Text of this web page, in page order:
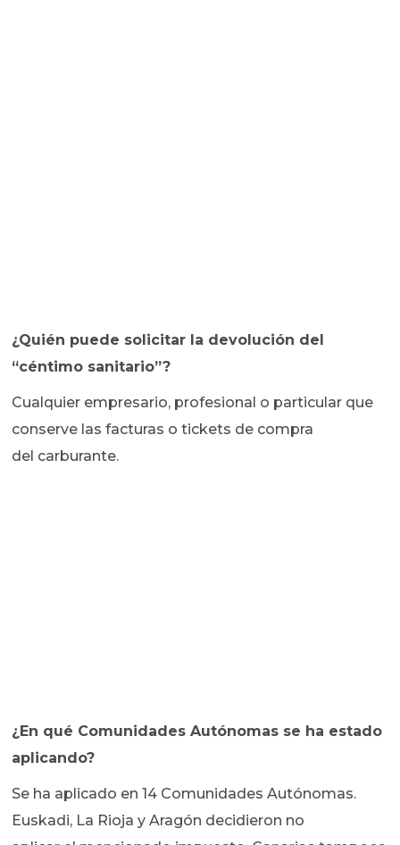
¿Quién puede solicitar la devolución del
“céntimo sanitario”?
Cualquier empresario, profesional o particular que
conserve las facturas o tickets de compra
del carburante.
¿En qué Comunidades Autónomas se ha estado
aplicando?
Se ha aplicado en 14 Comunidades Autónomas.
Euskadi, La Rioja y Aragón decidieron no